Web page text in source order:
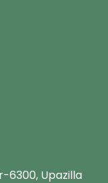
6300, Upazilla